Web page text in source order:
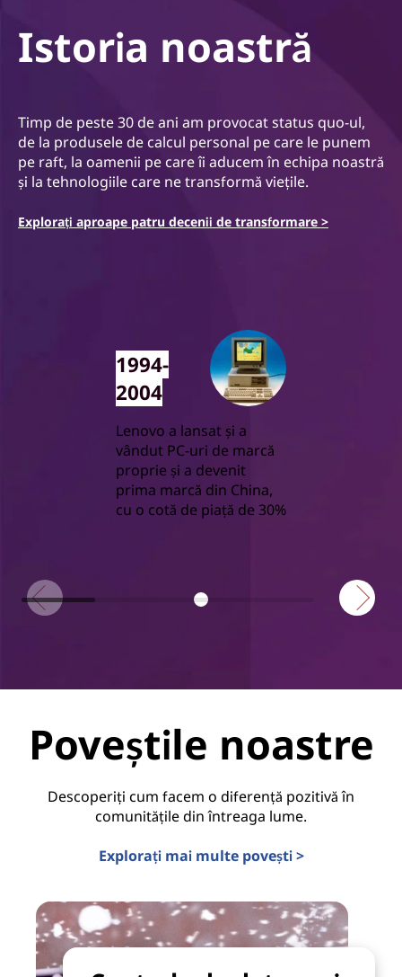
Istoria noastră
Timp de peste 30 de ani am provocat status quo-ul,
de la produsele de calcul personal pe care le punem
pe raft, la oamenii pe care îi aducem în echipa noastră
și la tehnologiile care ne transformă viețile.
Explorați aproape patru decenii de transformare >
1994-
2004
Lenovo a lansat și a
vândut PC-uri de marcă
proprie și a devenit
prima marcă din China,
cu o cotă de piață de 30%
Poveștile noastre
Descoperiți cum facem o diferență pozitivă în
comunitățile din întreaga lume.
Explorați mai multe povești >